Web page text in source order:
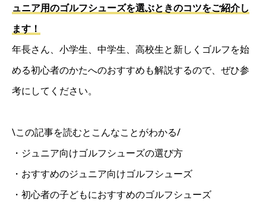
ュニア用のゴルフシューズを選ぶときのコツをご紹介し
ます！
年長さん、小学生、中学生、高校生と新しくゴルフを始
める初心者のかたへのおすすめも解説するので、ぜひ参
考にしてください。
\この記事を読むとこんなことがわかる/
・ジュニア向けゴルフシューズの選び方
・おすすめのジュニア向けゴルフシューズ
・初心者の子どもにおすすめのゴルフシューズ